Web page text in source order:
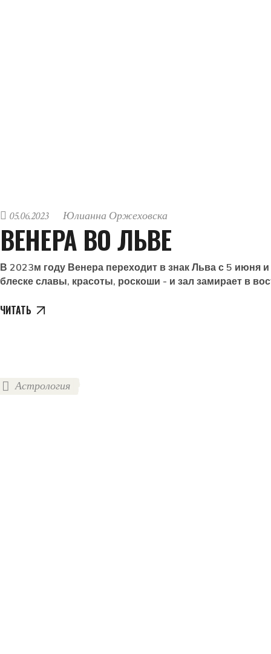
05.06.2023 Юлианна Оржеховска
ВЕНЕРА ВО ЛЬВЕ
В 2023м году Венера переходит в знак Льва с 5 июня
блеске славы, красоты, роскоши - и зал замирает в
ЧИТАТЬ
Астрология